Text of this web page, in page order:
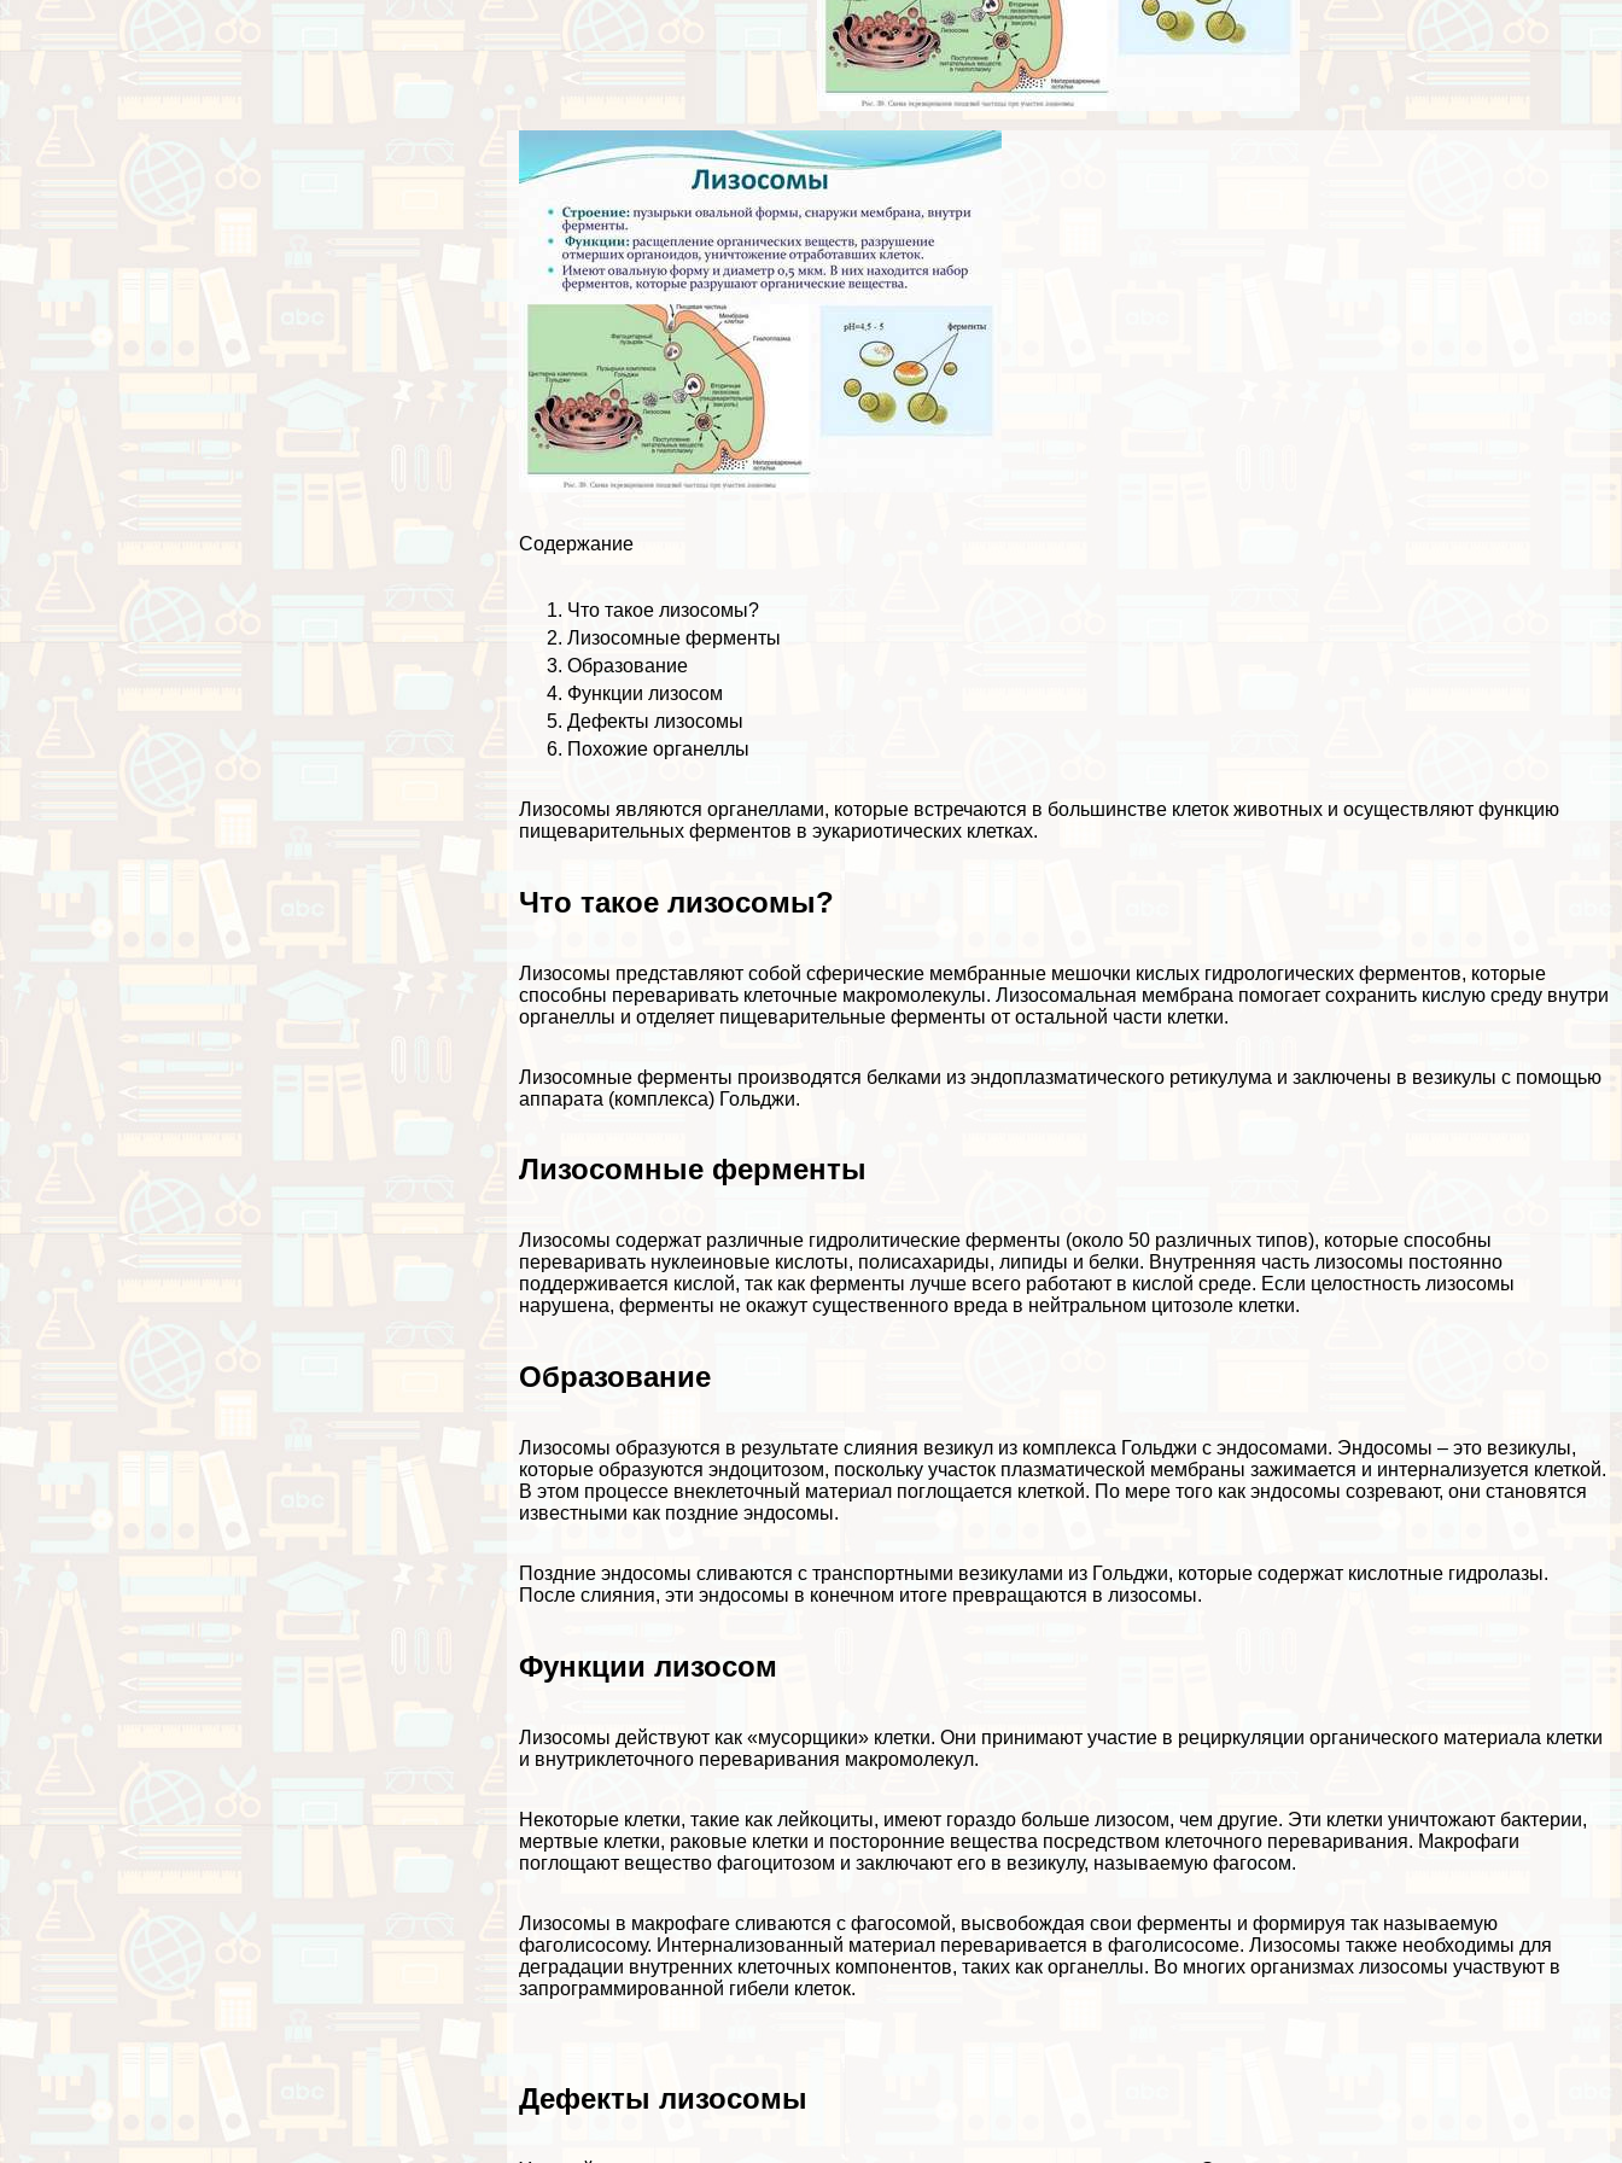
Содержание
Что такое лизосомы?
Лизосомные ферменты
Образование
Функции лизосом
Дефекты лизосомы
Похожие органеллы
Лизосомы являютсяорганеллами, которые встречаются в большинстве клеток животных и осуществляют функцию
пищеварительных ферментов вэукариотических клетках.
Что такое лизосомы?
Лизосомы представляют собой сферические мембранные мешочки кислых гидрологических ферментов, которые
способны переваривать клеточные макромолекулы. Лизосомальная мембрана помогает сохранить кислую среду внутри
органеллы и отделяет пищеварительные ферменты от остальной части клетки.
Лизосомные ферменты производятся белками из эндоплазматического ретикулума и заключены в везикулы с помощью
аппарата (комплекса) Гольджи.
Лизосомные ферменты
Лизосомы содержат различные гидролитические ферменты (около 50 различных типов), которые способны
переваривать нуклеиновые кислоты, полисахариды, липиды и белки. Внутренняя часть лизосомы постоянно
поддерживается кислой, так как ферменты лучше всего работают в кислой среде. Если целостность лизосомы
нарушена, ферменты не окажут существенного вреда в нейтральном цитозоле клетки.
Образование
Лизосомы образуются в результате слияния везикул из комплекса Гольджи с эндосомами. Эндосомы – это везикулы,
которые образуютсяэндоцитозом, поскольку участок плазматической мембраны зажимается и интернализуется клеткой.
В этом процессе внеклеточный материал поглощается клеткой. По мере того как эндосомы созревают, они становятся
известными как поздние эндосомы.
Поздние эндосомы сливаются с трaнcпортными везикулами из Гольджи, которые содержат кислотные гидролазы.
После слияния, эти эндосомы в конечном итоге превращаются в лизосомы.
Функции лизосом
Лизосомы действуют как «мусорщики» клетки. Они принимают участие в рециркуляции органического материала клетки
и внутриклеточного переваривания макромолекул.
Некоторые клетки, такие как лейкоциты, имеют гораздо больше лизосом, чем другие. Эти клетки уничтожают бактерии,
мертвые клетки, paковые клетки и посторонние вещества посредством клеточного переваривания. Макрофаги
поглощают вещество фагоцитозом и заключают его в везикулу, называемую фагосом.
Лизосомы в макрофаге сливаются с фагосомой, высвобождая свои ферменты и формируя так называемую
фаголисосому. Интернализованный материал переваривается в фаголисосоме. Лизосомы также необходимы для
деградации внутренних клеточных компонентов, таких как органеллы. Во многих организмах лизосомы участвуют в
запрограммированной гибели клеток.
Дефекты лизосомы